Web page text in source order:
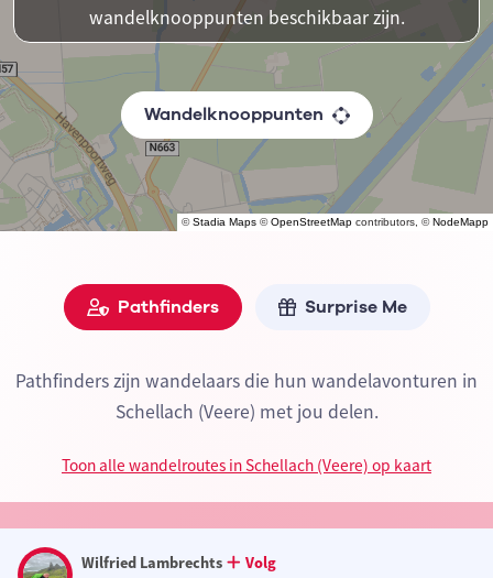
©Stadia Maps ©OpenStreetMap contributors, ©NodeMapp
wandelknooppunten beschikbaar zijn.
Wandelknooppunten
Pathfinders Surprise Me
Pathfinders zijn wandelaars die hun wandelavonturen in
Schellach (Veere) met jou delen.
Toon alle wandelroutes in Schellach (Veere) op kaart
Wilfried Lambrechts
Volg